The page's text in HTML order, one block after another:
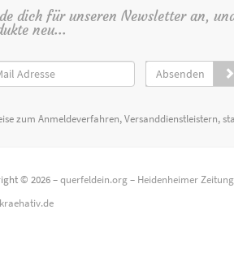
dich für unseren Newsletter an,
neu...
Absenden
zum Anmeldeverfahren, Versanddienstleistern,
© 2026 –querfeldein.org– Heidenheimer